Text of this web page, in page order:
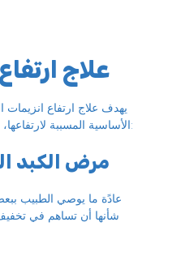
علاج
يهدف علاج ارتفاع
الأساسية المسببة لارتفاعها، وفيما يلي نوضح ذلك بالتفصيل:
مرض الكبد
عادًة ما يوصي الطبيب
شأنها أن تساهم في